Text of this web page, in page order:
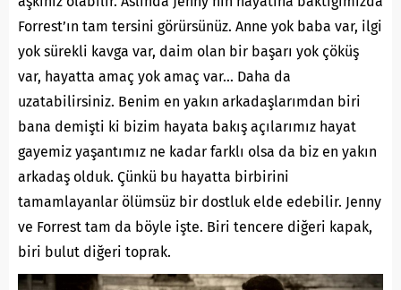
Forrest’ın tam tersini görürsünüz. Anne yok baba var, ilgi
yok sürekli kavga var, daim olan bir başarı yok çöküş
var, hayatta amaç yok amaç var… Daha da
uzatabilirsiniz. Benim en yakın arkadaşlarımdan biri
bana demişti ki bizim hayata bakış açılarımız hayat
gayemiz yaşantımız ne kadar farklı olsa da biz en yakın
arkadaş olduk. Çünkü bu hayatta birbirini
tamamlayanlar ölümsüz bir dostluk elde edebilir. Jenny
ve Forrest tam da böyle işte. Biri tencere diğeri kapak,
biri bulut diğeri toprak.